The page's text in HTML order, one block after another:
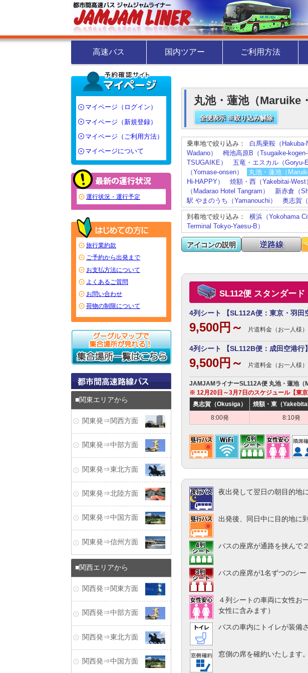
高速バス 国内ツアー ご利用方法
丸池・蓮池（
全便表示 ※絞り込み解除
乗車地で絞り込み： 白馬乗鞍（Hakuba-
Wadano）
栂池高原B（Tsugaike-
TSUGAIKE）
五竜・エスカル（Goryu-
（Yomase-onsen）
丸池・蓮池（
Hi-HAPPY）
焼額・西（Yakebitai-West
（Madarao Hotel Tangram）
新赤倉（
駅 やまのうち（Yamanouchi）
奥志賀
到着地で絞り込み： 横浜（Yokohama
Terminal Tokyo-Yaesu-B）
アイコンの説明 逆路線
SL112便 スタンダー
4列シート 【SL112A便：東京・羽田
9,500円～ 片道料金（お一人様）
4列シート
【SL112B便：成田空港行】
9,500円～ 片道料金（お一人様）
JAMJAMライナーSL112A便 丸池・蓮池
※ 12月20日～3月7日のスケジュール【東
奥志賀（Okusiga）
焼額・東（
8:00発
8:10発
夜出発して翌日の朝目的地
出発後、同日中に目的地に
バスの座席が通路を挟んで
バスの座席が1名ずつのシー
４列シートの車両に女性お
女性に含みます）
バスの車内にトイレが装備
窓側の席を確約いたします。
マイページ（ログイン）
マイページ（新規登録）
マイページ（ご利用方法）
マイページについて
運行状況・運行予定
旅行業約款
ご予約から出発まで
お支払方法について
よくあるご質問
お問い合わせ
荷物の制限について
関東エリアから
関東発⇒関西方面
関東発⇒中部方面
関東発⇒東北方面
関東発⇒北陸方面
関東発⇒中国方面
関東発⇒信州方面
関西エリアから
関西発⇒関東方面
関西発⇒中部方面
関西発⇒東北方面
関西発⇒中国方面